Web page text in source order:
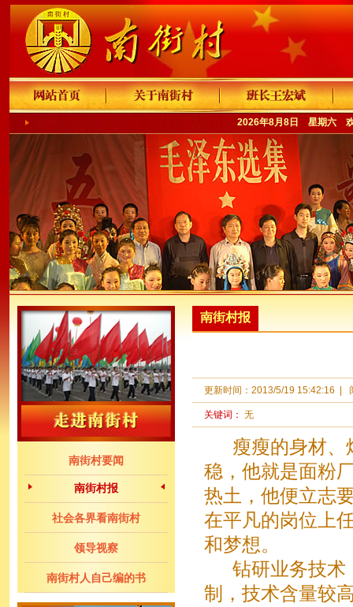
2026年8月8日 星期六
南街村要闻
南街村报
社会各界看南街村
领导视察
南街村人自己编的书
南街村报
更新时间： 2013/5/19 15:42:16
关键词： 无
瘦瘦的身材、
稳，他就是面粉
热土，他便立志
在平凡的岗位上
和梦想。
钻研业务技术
制，技术含量较